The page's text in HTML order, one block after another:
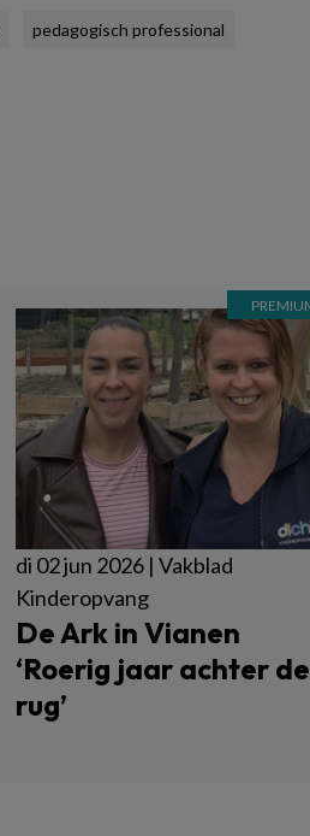
pedagogisch professional
di 02 jun 2026 | Vakblad
Kinderopvang
De Ark in Vianen
‘Roerig jaar achter de
rug’